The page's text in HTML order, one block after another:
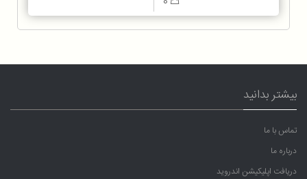
بیشتر بدانید
تماس با ما
درباره ما
دریافت اپلیکیشن اندروید